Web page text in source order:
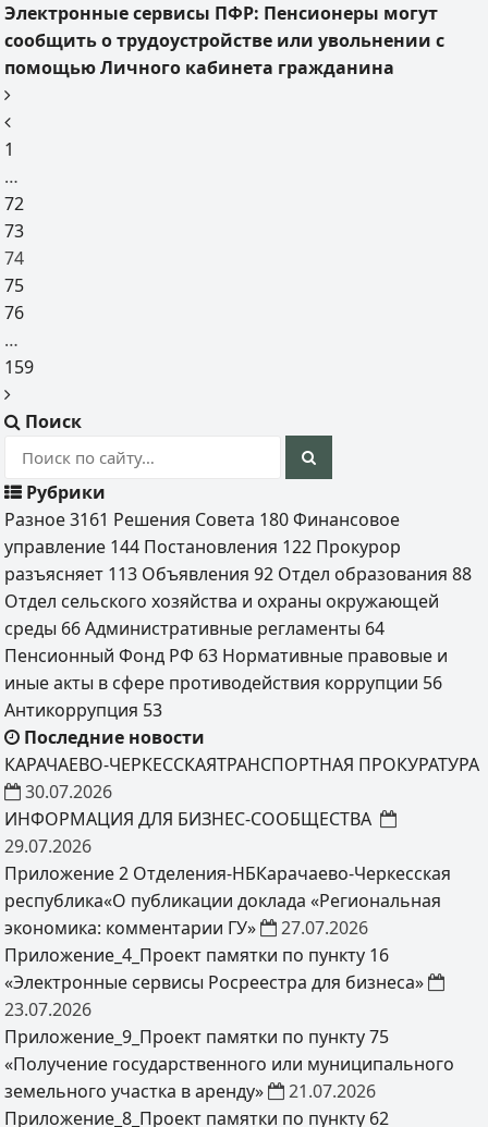
Электронные сервисы ПФР: Пенсионеры могут
сообщить о трудоустройстве или увольнении с
помощью Личного кабинета гражданина
1
…
72
73
74
75
76
…
159
Поиск
Рубрики
Разное3161 Решения Совета 180 Финансовое
управление 144 Постановления 122 Прокурор
разъясняет 113 Объявления92 Отдел образования88
Отдел сельского хозяйства и охраны окружающей
среды 66 Административные регламенты 64
Пенсионный Фонд РФ 63 Нормативные правовые и
иные акты в сфере противодействия коррупции 56
Антикоррупция 53
Последние новости
КАРАЧАЕВО-ЧЕРКЕССКАЯТРАНСПОРТНАЯ ПРОКУРАТУРА
30.07.2026
ИНФОРМАЦИЯ ДЛЯ БИЗНЕС-СООБЩЕСТВА
29.07.2026
Приложение 2 Отделения-НБКарачаево-Черкесская
республика«О публикации доклада «Региональная
экономика: комментарии ГУ»
27.07.2026
Приложение_4_Проект памятки по пункту 16
«Электронные сервисы Росреестра для бизнеса»
23.07.2026
Приложение_9_Проект памятки по пункту 75
«Получение государственного или муниципального
земельного участка в аренду»
21.07.2026
Приложение_8_Проект памятки по пункту 62